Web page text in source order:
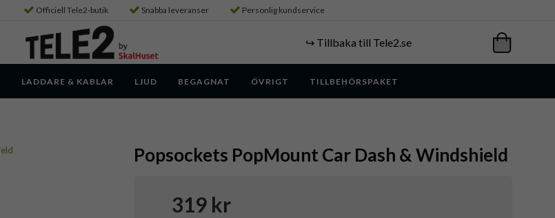
Officiell Tele2-butik Snabba leveranser Personlig kundservice
↪️ Tillbaka till Tele2.se
LADDARE & KABLAR LJUD BEGAGNAT ÖVRIGT TILLBEHÖRSPAKET
Popsockets PopMount Car Dash & Windshield
319 kr